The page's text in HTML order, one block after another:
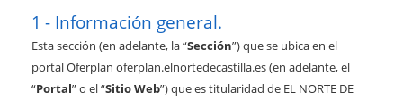
Información general.
Esta sección (en adelante, la “Sección”) que se ubica en el
portal Oferplan oferplan.elnortedecastilla.es (en adelante, el
“Portal” o el “Sitio Web”) que es titularidad de EL NORTE DE